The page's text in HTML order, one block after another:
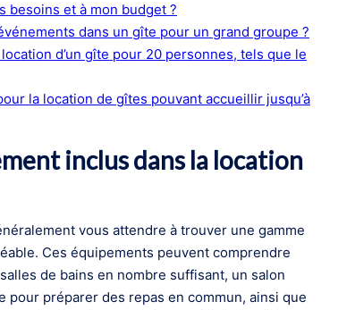
besoins et à mon budget ?
dans un gîte pour un grand groupe ?
d’un gîte pour 20 personnes, tels que le
la location de gîtes pouvant accueillir jusqu’à
inclus dans la location
vous attendre à trouver une gamme
Ces équipements peuvent comprendre
de bains en nombre suffisant, un salon
préparer des repas en commun, ainsi que